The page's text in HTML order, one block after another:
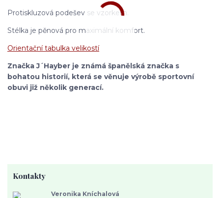
Protiskluzová podešev se vzorkem.
Stélka je pěnová pro maximální komfort.
Orientační tabulka velikostí
Značka J´Hayber je známá španělská značka s
bohatou historií, která se věnuje výrobě sportovní
obuvi již několik generací.
Kontakty
Veronika Kníchalová